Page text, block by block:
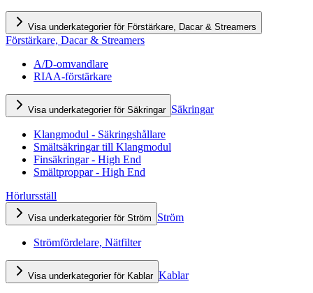
Visa underkategorier för Förstärkare, Dacar & Streamers
Förstärkare, Dacar & Streamers
A/D-omvandlare
RIAA-förstärkare
Visa underkategorier för Säkringar Säkringar
Klangmodul - Säkringshållare
Smältsäkringar till Klangmodul
Finsäkringar - High End
Smältproppar - High End
Hörlursställ
Visa underkategorier för Ström Ström
Strömfördelare, Nätfilter
Visa underkategorier för Kablar Kablar